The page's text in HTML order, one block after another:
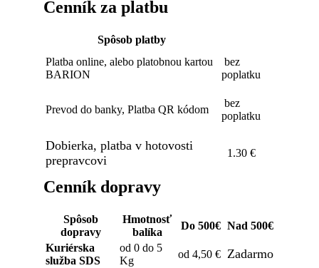
Cenník za platbu
Spôsob platby
Platba online, alebo platobnou kartou
BARION
bez
poplatku
Prevod do banky, Platba QR kódom
bez
poplatku
Dobierka, platba v hotovosti
prepravcovi
1.30 €
Cenník dopravy
Spôsob
dopravy
Hmotnosť
balíka
Do 500€ Nad 500€
Kuriérska
služba SDS
od 0 do 5
Kg
od 4,50 € Zadarmo